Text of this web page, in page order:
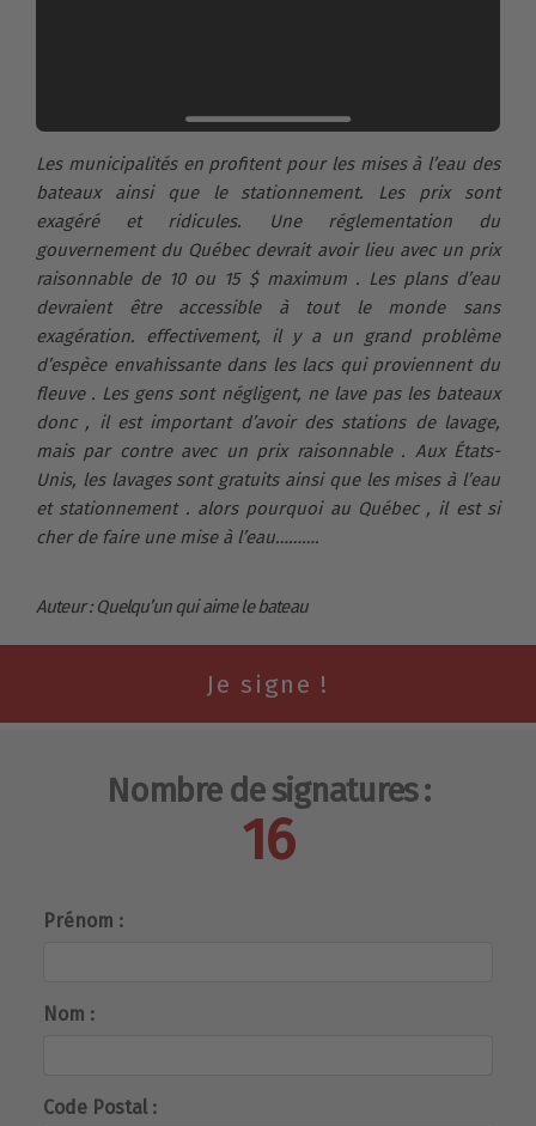
Les municipalités en profitent pour les mises à l’eau des
bateaux ainsi que le stationnement. Les prix sont
exagéré et ridicules. Une réglementation du
gouvernement du Québec devrait avoir lieu avec un prix
raisonnable de 10 ou 15 $ maximum . Les plans d’eau
devraient être accessible à tout le monde sans
exagération. effectivement, il y a un grand problème
d’espèce envahissante dans les lacs qui proviennent du
fleuve . Les gens sont négligent, ne lave pas les bateaux
donc , il est important d’avoir des stations de lavage,
mais par contre avec un prix raisonnable . Aux États-
Unis, les lavages sont gratuits ainsi que les mises à l’eau
et stationnement . alors pourquoi au Québec , il est si
cher de faire une mise à l’eau……….
Auteur : Quelqu’un qui aime le bateau
Nombre de signatures :
16
Prénom :
Nom :
Code Postal :